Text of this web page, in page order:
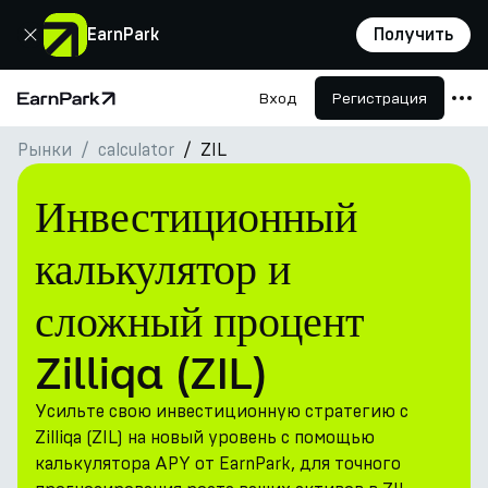
EarnPark Получить
Закрыть
Главная страница Вход Регистрация
Продукты
Рынки
Калькуляторы
Токен PARK
Ресурсы
Компания
Рынки сalculator ZIL
Инвестиционный
калькулятор и
сложный процент
Zilliqa (ZIL)
Усильте свою инвестиционную стратегию с
Zilliqa (ZIL) на новый уровень с помощью
калькулятора APY от EarnPark, для точного